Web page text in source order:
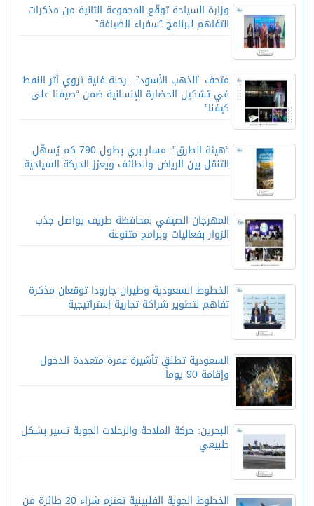
وزارة السياحة توقّع المجموعة الثانية من مذكرات
التفاهم لبرنامج “سفراء الضيافة”
متحف “الذهب الأسود”.. رحلة فنية تروي أثر النفط
في تشكيل الحضارة الإنسانية ضمن “صيفنا على
كيفنا”
“هيئة الطرق”: مسار بري بطول 790 كم يُسهّل
التنقل بين الرياض والطائف ويعزز الحركة السياحية
المهرجان الصيفي بمحافظة طريف يواصل جذب
الزوار بفعاليات وبرامج متنوعة
الخطوط السعودية وطيران جارودا توقعان مذكرة
تفاهم لتطوير شراكة تجارية إستراتيجية
السعودية تطلق تأشيرة عمرة متعددة الدخول
وإقامة 90 يوماً
البحرين: حركة الملاحة والرحلات الجوية تسير بشكل
طبيعي
الخطوط الجوية الفلبينية تعتزم شراء 20 طائرة من